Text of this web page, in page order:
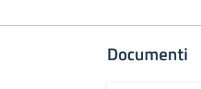
Documenti